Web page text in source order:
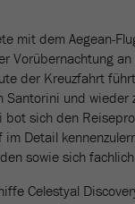
mit dem Aegean-
Vorübernachtung
der Kreuzfahrt
Santorini und wieder
bot sich den
Detail
sowie sich
Celestyal